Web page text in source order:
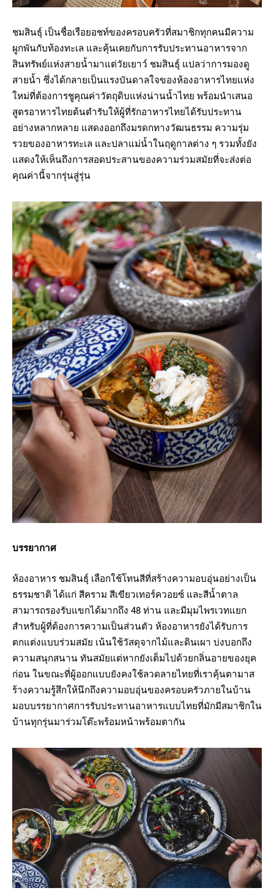
ชมสินธุ์ เป็นชื่อเรือยอชท์ของครอบครัวที่สมาชิกทุกคนมีความ
ผูกพันกับท้องทะเล และคุ้นเคยกับการรับประทานอาหารจาก
สินทรัพย์แห่งสายน้ำมาแต่วัยเยาว์ ชมสินธุ์ แปลว่าการมองดู
สายน้ำ ซึ่งได้กลายเป็นแรงบันดาลใจของห้องอาหารไทยแห่ง
ใหม่ที่ต้องการชูคุณค่าวัตถุดิบแห่งน่านน้ำไทย พร้อมนำเสนอ
สูตรอาหารไทยต้นตำรับให้ผู้ที่รักอาหารไทยได้รับประทาน
อย่างหลากหลาย แสดงออกถึงมรดกทางวัฒนธรรม ความรุ่ม
รวยของอาหารทะเล และปลาแม่น้ำในฤดูกาลต่าง ๆ รวมทั้งยัง
แสดงให้เห็นถึงการสอดประสานของความร่วมสมัยที่จะส่งต่อ
คุณค่านี้จากรุ่นสู่รุ่น
บรรยากาศ
ห้องอาหาร ชมสินธุ์ เลือกใช้โทนสีที่สร้างความอบอุ่นอย่างเป็น
ธรรมชาติ ได้แก่ สีคราม สีเขียวเทอร์ควอยซ์ และสีน้ำตาล
สามารถรองรับแขกได้มากถึง 48 ท่าน และมีมุมไพรเวทแยก
สำหรับผู้ที่ต้องการความเป็นส่วนตัว ห้องอาหารยังได้รับการ
ตกแต่งแบบร่วมสมัย เน้นใช้วัสดุจากไม้และดินเผา บ่งบอกถึง
ความสนุกสนาน ทันสมัยแต่หากยังเต็มไปด้วยกลิ่นอายของยุค
ก่อน ในขณะที่ผู้ออกแบบยังคงใช้ลวดลายไทยที่เราคุ้นตามาส
ร้างความรู้สึกให้นึกถึงความอบอุ่นของครอบครัวภายในบ้าน
มอบบรรยากาศการรับประทานอาหารแบบไทยที่มักมีสมาชิกใน
บ้านทุกรุ่นมาร่วมโต๊ะพร้อมหน้าพร้อมตากัน